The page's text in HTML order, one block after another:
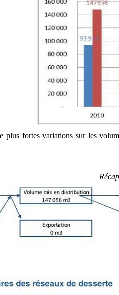
plus fortes variations sur les